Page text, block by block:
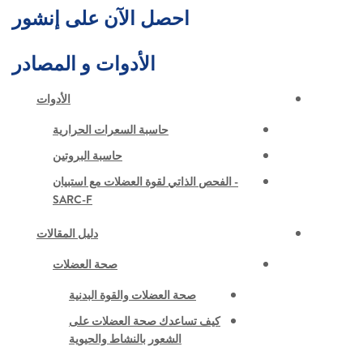
احصل الآن على إنشور
الأدوات و المصادر
الأدوات
حاسبة السعرات الحرارية
حاسبة البروتين
- الفحص الذاتي لقوة العضلات مع استبيان
SARC-F
دليل المقالات
صحة العضلات
صحة العضلات والقوة البدنية
كيف تساعدك صحة العضلات على
الشعور بالنشاط والحيوية